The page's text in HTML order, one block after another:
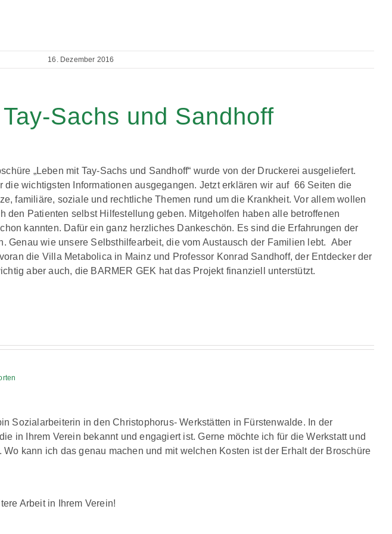
16. Dezember 2016
Sachs und Sandhoff
„Leben mit Tay-Sachs und Sandhoff“ wurde von der Druckerei ausgeliefert.
wichtigsten Informationen ausgegangen. Jetzt erklären wir auf 66 Seiten die
familiäre, soziale und rechtliche Themen rund um die Krankheit. Vor allem wollen
den Patienten selbst Hilfestellung geben. Mitgeholfen haben alle betroffenen
kannten. Dafür ein ganz herzliches Dankeschön. Es sind die Erfahrungen der
Genau wie unsere Selbsthilfearbeit, die vom Austausch der Familien lebt. Aber
die Villa Metabolica in Mainz und Professor Konrad Sandhoff, der Entdecker der
aber auch, die BARMER GEK hat das Projekt finanziell unterstützt.
Sozialarbeiterin in den Christophorus- Werkstätten in Fürstenwalde. In der
in Ihrem Verein bekannt und engagiert ist. Gerne möchte ich für die Werkstatt und
kann ich das genau machen und mit welchen Kosten ist der Erhalt der Broschüre
Arbeit in Ihrem Verein!